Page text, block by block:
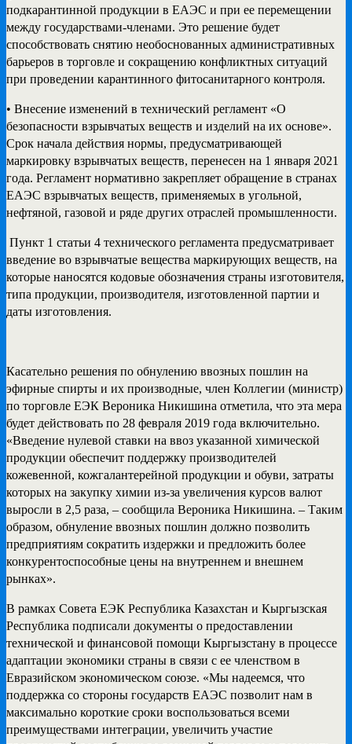
подкарантинной продукции в ЕАЭС и при ее перемещении
между государствами-членами. Это решение будет
способствовать снятию необоснованных административных
барьеров в торговле и сокращению конфликтных ситуаций
при проведении карантинного фитосанитарного контроля.
• Внесение изменений в технический регламент «О
безопасности взрывчатых веществ и изделий на их основе».
Срок начала действия нормы, предусматривающей
маркировку взрывчатых веществ, перенесен на 1 января 2021
года. Регламент нормативно закрепляет обращение в странах
ЕАЭС взрывчатых веществ, применяемых в угольной,
нефтяной, газовой и ряде других отраслей промышленности.
Пункт 1 статьи 4 технического регламента предусматривает
введение во взрывчатые вещества маркирующих веществ, на
которые наносятся кодовые обозначения страны изготовителя,
типа продукции, производителя, изготовленной партии и
даты изготовления.
Касательно решения по обнулению ввозных пошлин на
эфирные спирты и их производные, член Коллегии (министр)
по торговле ЕЭК Вероника Никишина отметила, что эта мера
будет действовать по 28 февраля 2019 года включительно.
«Введение нулевой ставки на ввоз указанной химической
продукции обеспечит поддержку производителей
кожевенной, кожгалантерейной продукции и обуви, затраты
которых на закупку химии из-за увеличения курсов валют
выросли в 2,5 раза, – сообщила Вероника Никишина. – Таким
образом, обнуление ввозных пошлин должно позволить
предприятиям сократить издержки и предложить более
конкурентоспособные цены на внутреннем и внешнем
рынках».
В рамках Совета ЕЭК Республика Казахстан и Кыргызская
Республика подписали документы о предоставлении
технической и финансовой помощи Кыргызстану в процессе
адаптации экономики страны в связи с ее членством в
Евразийском экономическом союзе. «Мы надеемся, что
поддержка со стороны государств ЕАЭС позволит нам в
максимально короткие сроки воспользоваться всеми
преимуществами интеграции, увеличить участие